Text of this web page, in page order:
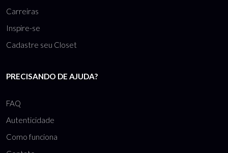
Carreiras
Inspire-se
Cadastre seu Closet
PRECISANDO DE AJUDA?
FAQ
Autenticidade
Como funciona